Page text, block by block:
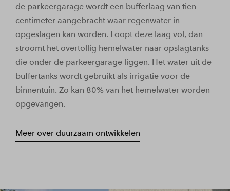
de parkeergarage wordt een bufferlaag van tien
centimeter aangebracht waar regenwater in
opgeslagen kan worden. Loopt deze laag vol, dan
stroomt het overtollig hemelwater naar opslagtanks
die onder de parkeergarage liggen. Het water uit de
buffertanks wordt gebruikt als irrigatie voor de
binnentuin. Zo kan 80% van het hemelwater worden
opgevangen.
Meer over duurzaam ontwikkelen